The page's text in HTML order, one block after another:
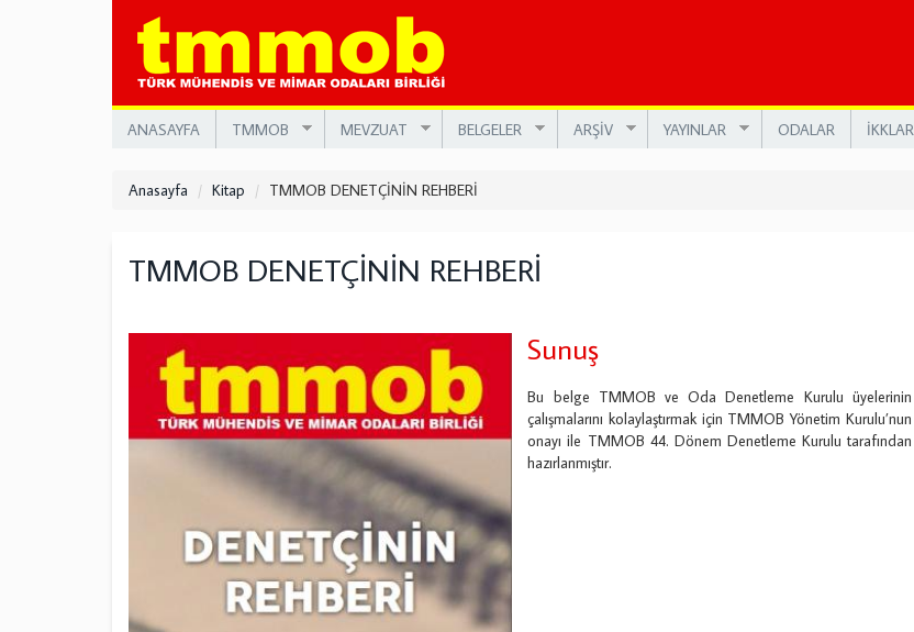
ANASAYFA TMMOB MEVZUAT BELGELER ARŞİV YAYINLAR ODALAR İKKLAR
Anasayfa Kitap TMMOB DENETÇİNİN REHBERİ
TMMOB DENETÇİNİN REHBERİ
Sunuş
Bu belge TMMOB ve Oda Denetleme Kurulu üyelerinin
çalışmalarını kolaylaştırmak için TMMOB Yönetim Kurulu’nun
onayı ile TMMOB 44. Dönem Denetleme Kurulu tarafından
hazırlanmıştır.